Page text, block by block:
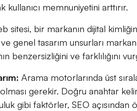
kullanıcı memnuniyetini arttırır.
sitesi, bir markanın dijital
ve genel tasarım unsurları
benzersizliğini ve farklılığını
Arama motorlarında üst
gerekir. Doğru anahtar
gibi faktörler, SEO